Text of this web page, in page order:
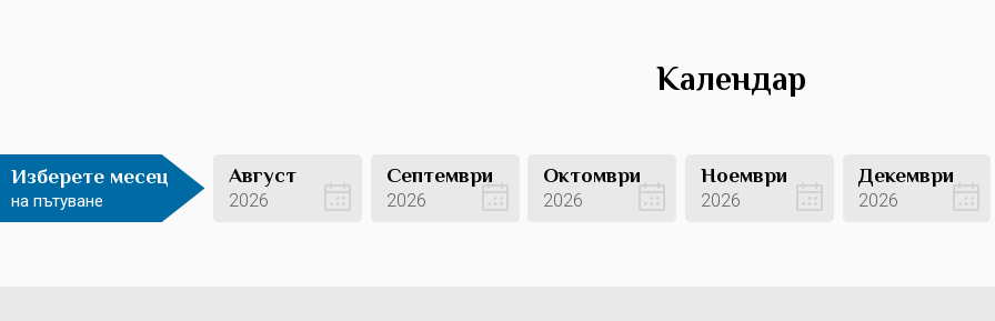
Календар
Изберете месец
на пътуване
Август
2026
Вижте оферти
Септември
2026
Вижте оферти
Октомври
2026
Вижте оферти
Ноември
2026
Вижте оферти
Декември
2026
Вижте оферти